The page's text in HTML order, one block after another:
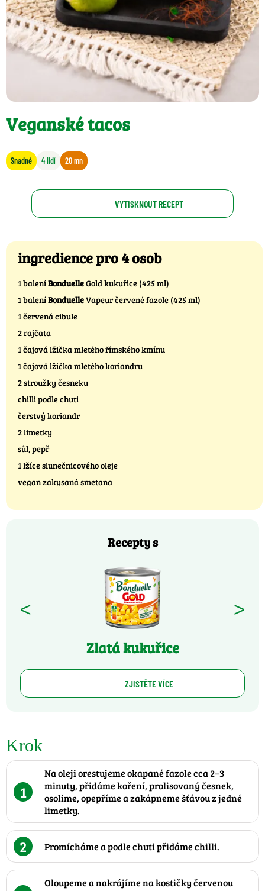
Veganské tacos
Snadné 4 lidí 20 mn
VYTISKNOUT RECEPT
ingredience pro 4 osob
1 baleníBonduelleGold kukuřice (425 ml)
1 baleníBonduelleVapeur červené fazole (425 ml)
1 červená cibule
2 rajčata
1 čajová lžička mletého římského kmínu
1 čajová lžička mletého koriandru
2 stroužky česneku
chilli podle chuti
čerstvý koriandr
2 limetky
sůl, pepř
1 lžíce slunečnicového oleje
vegan zakysaná smetana
Recepty s
<
Zlatá kukuřice
>
ZJISTĚTE VÍCE
Krok
1
Na oleji orestujeme okapané fazole cca 2–3
minuty, přidáme koření, prolisovaný česnek,
osolíme, opepříme a zakápneme šťávou z jedné
limetky.
2 Promícháme a podle chuti přidáme chilli.
Oloupeme a nakrájíme na kostičky červenou